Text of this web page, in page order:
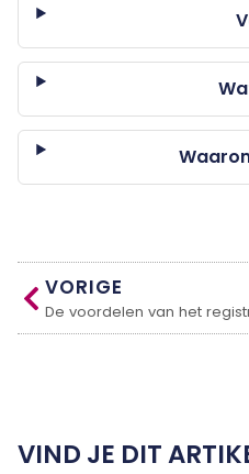
VORIGE
VIND JE DIT